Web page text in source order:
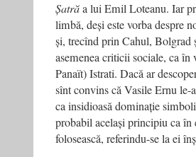
Șatrăa lui Emil Loteanu. Iar
limbă, deși este vorba despre
și, trecînd prin Cahul, Bolgrad
asemenea criticii sociale, ca
Panaït) Istrati. Dacă ar
sînt convins că Vasile Ernu
ca insidioasă dominație
probabil același principiu ca
folosească, referindu-se la ei